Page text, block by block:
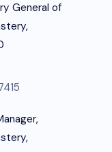
General of